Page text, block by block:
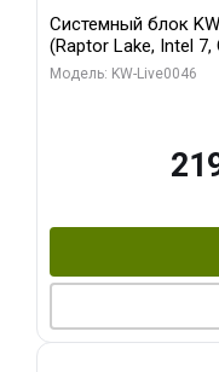
Системный блок
(Raptor Lake, Intel
Gigabyte RTX5060Ti
Модель: KW-Live0046